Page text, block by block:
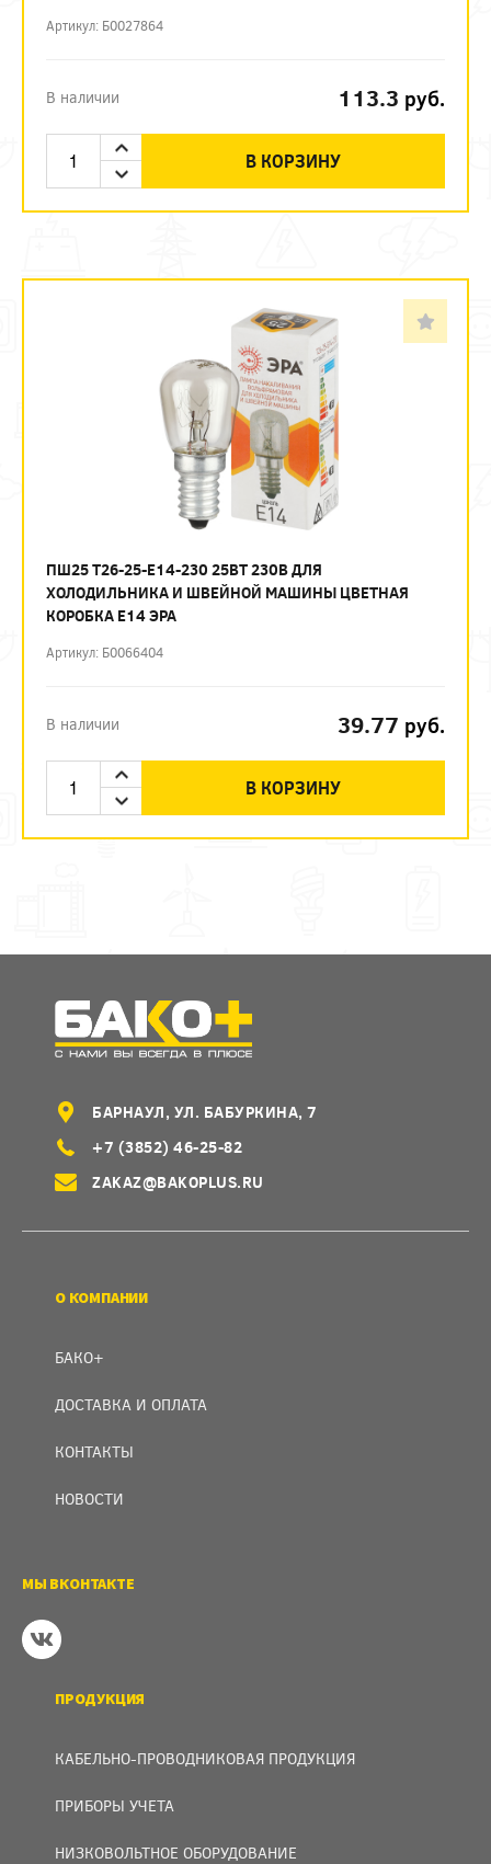
Артикул: Б0027864
В наличии 113.3 руб.
В КОРЗИНУ
ПШ25 T26-25-E14-230 25ВТ 230В ДЛЯ
ХОЛОДИЛЬНИКА И ШВЕЙНОЙ МАШИНЫ ЦВЕТНАЯ
КОРОБКА Е14 ЭРА
Артикул: Б0066404
В наличии 39.77 руб.
В КОРЗИНУ
БАРНАУЛ, УЛ. БАБУРКИНА, 7
+7 (3852) 46-25-82
ZAKAZ@BAKOPLUS.RU
О КОМПАНИИ
БАКО+
ДОСТАВКА И ОПЛАТА
КОНТАКТЫ
НОВОСТИ
МЫ ВКОНТАКТЕ
ПРОДУКЦИЯ
КАБЕЛЬНО-ПРОВОДНИКОВАЯ ПРОДУКЦИЯ
ПРИБОРЫ УЧЕТА
НИЗКОВОЛЬТНОЕ ОБОРУДОВАНИЕ